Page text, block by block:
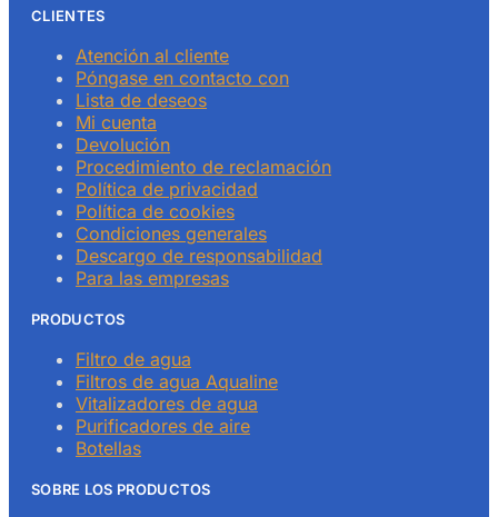
CLIENTES
Atención al cliente
Póngase en contacto con
Lista de deseos
Mi cuenta
Devolución
Procedimiento de reclamación
Política de privacidad
Política de cookies
Condiciones generales
Descargo de responsabilidad
Para las empresas
PRODUCTOS
Filtro de agua
Filtros de agua Aqualine
Vitalizadores de agua
Purificadores de aire
Botellas
SOBRE LOS PRODUCTOS